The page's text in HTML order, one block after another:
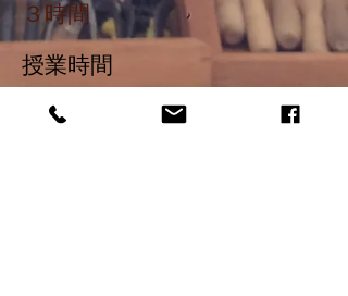
３時間
​授業時間
​Aクラス 10:00～13:00